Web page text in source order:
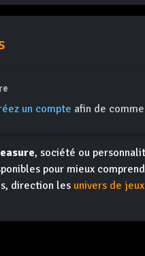
un compte afin de
, société ou
pour mieux
direction les univers de jeux